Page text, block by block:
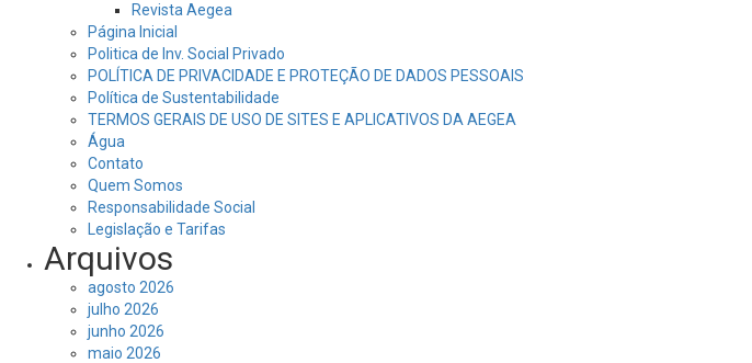
Revista Aegea
Página Inicial
Politica de Inv. Social Privado
POLÍTICA DE PRIVACIDADE E PROTEÇÃO DE DADOS PESSOAIS
Política de Sustentabilidade
TERMOS GERAIS DE USO DE SITES E APLICATIVOS DA AEGEA
Água
Contato
Quem Somos
Responsabilidade Social
Legislação e Tarifas
Arquivos
agosto 2026
julho 2026
junho 2026
maio 2026